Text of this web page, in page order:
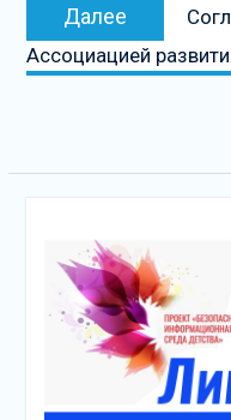
Далее
Ассоциацией